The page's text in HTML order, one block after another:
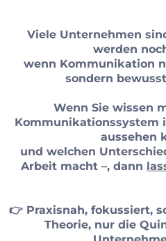
Viele Unternehmen
werden
wenn Kommunikation
sondern
Wenn Sie wissen
Kommunikationssystem
aussehen
und welchen
Arbeit macht –, dann
👉 Praxisnah, fokussiert,
Theorie, nur die